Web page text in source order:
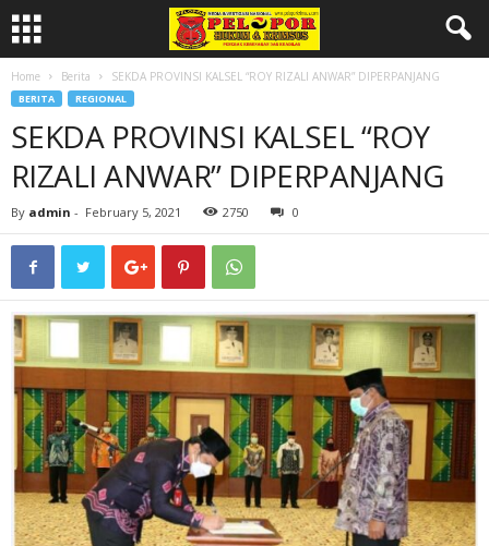
Home Berita SEKDA PROVINSI KALSEL “ROY RIZALI ANWAR” DIPERPANJANG
BERITA REGIONAL
SEKDA PROVINSI KALSEL “ROY
RIZALI ANWAR” DIPERPANJANG
By admin - February 5, 2021 2750 0